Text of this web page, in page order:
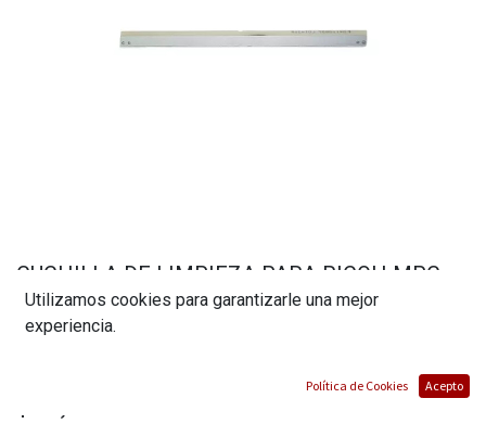
CUCHILLA DE LIMPIEZA PARA RICOH MPC
3003, 3503, 3504, 4503, 4504, 5503, 5504,
6003, 6004. (06202)
Utilizamos cookies para garantizarle una mejor
experiencia.
Política de Cookies Acepto